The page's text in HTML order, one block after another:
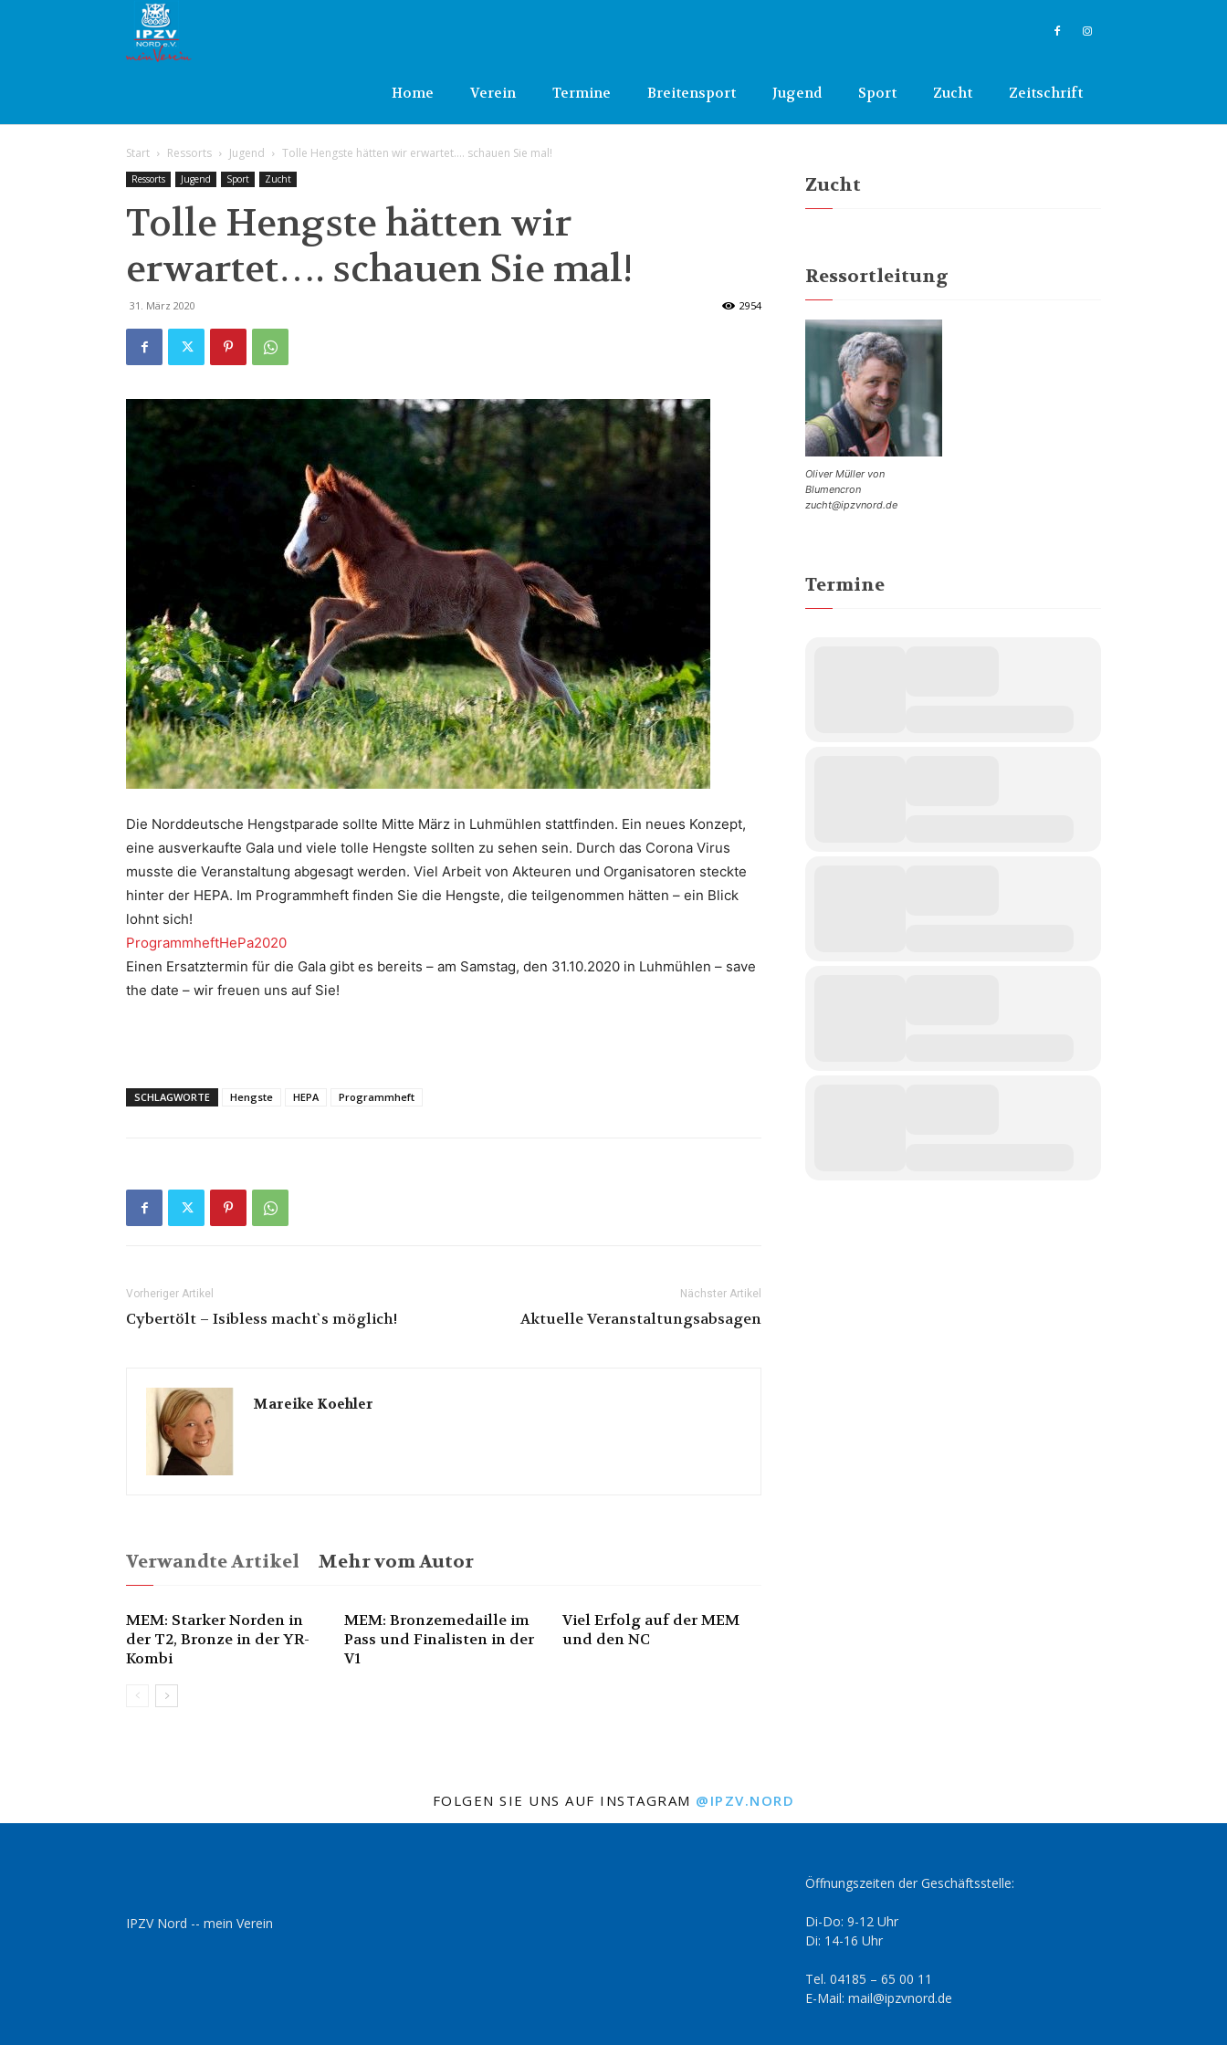
e.V.
Home Verein Termine Breitensport Jugend Sport Zucht Zeitschrift
Start Ressorts Jugend Tolle Hengste hätten wir erwartet…. schauen Sie mal!
Ressorts Jugend Sport Zucht
Tolle Hengste hätten wir
erwartet…. schauen Sie mal!
31. März 2020 2954
Die Norddeutsche Hengstparade sollte Mitte März in Luhmühlen stattfinden. Ein neues Konzept,
eine ausverkaufte Gala und viele tolle Hengste sollten zu sehen sein. Durch das Corona Virus
musste die Veranstaltung abgesagt werden. Viel Arbeit von Akteuren und Organisatoren steckte
hinter der HEPA. Im Programmheft finden Sie die Hengste, die teilgenommen hätten – ein Blick
lohnt sich!
ProgrammheftHePa2020
Einen Ersatztermin für die Gala gibt es bereits – am Samstag, den 31.10.2020 in Luhmühlen – save
the date – wir freuen uns auf Sie!
SCHLAGWORTE Hengste HEPA Programmheft
Vorheriger Artikel
Cybertölt – Isibless macht`s möglich!
Nächster Artikel
Aktuelle Veranstaltungsabsagen
Mareike Koehler
Verwandte Artikel Mehr vom Autor
MEM: Starker Norden in
der T2, Bronze in der YR-
Kombi
MEM: Bronzemedaille im
Pass und Finalisten in der
V1
Viel Erfolg auf der MEM
und den NC
Zucht
Ressortleitung
Oliver Müller von
Blumencron
zucht@ipzvnord.de
Termine
FOLGEN SIE UNS AUF INSTAGRAM @IPZV.NORD
IPZV Nord -- mein Verein
Öffnungszeiten der Geschäftsstelle:
Di-Do: 9-12 Uhr
Di: 14-16 Uhr
Tel. 04185 – 65 00 11
E-Mail: mail@ipzvnord.de